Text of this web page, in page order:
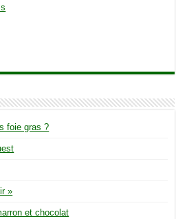
foie gras ?
»
et chocolat